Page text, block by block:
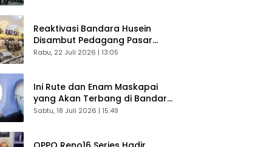
Reaktivasi Bandara Husein
Disambut Pedagang Pasar
Baru, Diyakini Bangkitkan
Rabu, 22 Juli 2026 | 13:05
Ini Rute dan Enam Maskapai
yang Akan Terbang di Bandara
Husein Sastranegara
Sabtu, 18 Juli 2026 | 15:49